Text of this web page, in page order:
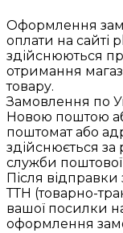
Оформлення
оплати на сайті
здійснюються
отримання
товару.
Замовлення по
Новою поштою
поштомат або
здійснюється за
служби
Після
ТТН (товарно-
вашої посилки
оформлення